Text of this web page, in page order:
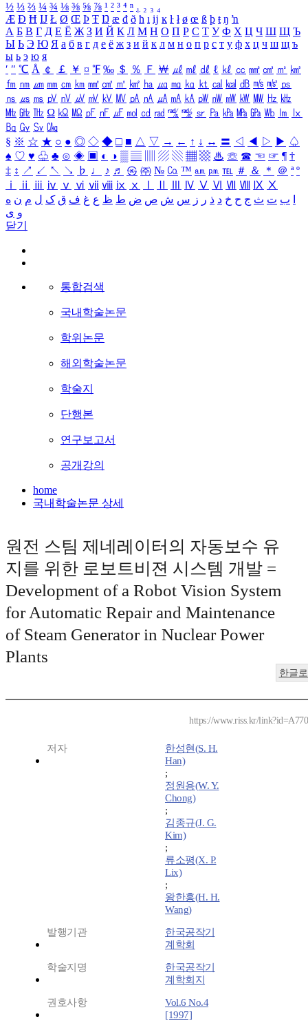
½ ⅓ ⅔ ¼ ¾ ⅛ ⅜ ⅝ ⅞ ¹ ² ³ ⁴ ⁿ ₁ ₂ ₃ ₄
Æ Ð Ħ Ĳ Ł Ø Œ Þ Ŧ Ŋ æ đ ð ħ ı ĳ ĸ ŀ ł ø œ ß þ ŧ ŋ ŉ
А Б В Г Д Е Ё Ж З И Й К Л М Н О П Р С Т У Ф Х Ц Ч Ш Щ Ъ
Ы Ь Э Ю Я а б в г д е ё ж з и й к л м н о п р с т у ф х ц ч ш щ ъ
ы ь э ю я
′ ″ ℃ Å ￠ ￡ ￥ ¤ ℉ ‰ ＄ ％ Ｆ ￦ ㎕ ㎖ ㎗ ℓ ㎘ ㏄ ㎣ ㎤ ㎥ ㎦
㎙ ㎚ ㎛ ㎜ ㎝ ㎞ ㎟ ㎠ ㎡ ㎢ ㏊ ㎍ ㎎ ㎏ ㏏ ㎈ ㎉ ㏈ ㎧ ㎨ ㎰
㎱ ㎲ ㎳ ㎴ ㎵ ㎶ ㎷ ㎸ ㎹ ㎀ ㎁ ㎂ ㎃ ㎄ ㎺ ㎻ ㎽ ㎾ ㎿ ㎐ ㎑
㎒ ㎓ ㎔ Ω ㏀ ㏁ ㎊ ㎋ ㎌ ㏖ ㏅ ㎭ ㎮ ㎯ ㏛ ㎩ ㎪ ㎫ ㎬ ㏝ ㏐
㏓
㏃ ㏉ ㏜ ㏆
§ ※ ☆ ★ ○ ● ◎ ◇ ◆ □ ■ △ ▽ → ← ↑ ↓ ↔ 〓 ◁ ◀ ▷ ▶ ♤
♠ ♡ ♥ ♧ ♣ ⊙ ◈ ▣ ◐ ◑ ▒ ▤ ▨ ▧ ▦ ▩ ♨ ☏ ☎ ☜ ☞ ¶ †
‡ ↕ ↗ ↙ ↖ ↘ ♭ ♩ ♪ ♬ ㉿ ㈜ № ㏇ ™ ㏂ ㏘ ℡ ＃ ＆ ＊ ＠ ª º
ⅰ
ⅱ ⅲ ⅳ ⅴ ⅵ ⅶ ⅷ ⅸ ⅹ Ⅳ Ⅴ Ⅵ Ⅶ Ⅷ Ⅸ Ⅹ
ب ت ث ج ح خ د ذ ر ز س ش ص ض ط ظ ع غ ف ق ک ل م ن ه
و ی
닫기
통합검색
국내학술논문
학위논문
해외학술논문
학술지
단행본
연구보고서
공개강의
home
국내학술논문 상세
원전 스팀 제네레이터의 자동보수 유
지를 위한 로보트비젼 시스템 개발 =
Development of a Robot Vision System
for Automatic Repair and Maintenance
of Steam Generator in Nuclear Power
Plants
한글
https://www.riss.kr/
저자
한성현(S. H.
Han)
;
정원용(W. Y.
Chong)
;
김종규(J. G.
Kim)
;
류소평(X. P.
Lix)
;
왕한흥(H. H.
Wang)
발행기관
한국공작기
계학회
학술지명
한국공작기
계학회지
권호사항
Vol.6 No.4
[1997]